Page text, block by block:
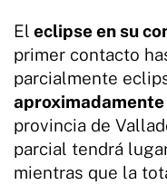
El eclipse en su
primer contacto
parcialmente
aproximadamente
provincia de
parcial tendrá
mientras que la